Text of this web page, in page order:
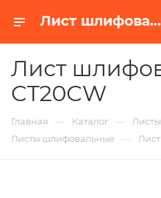
Лист шлифовальный CT20CW в Белгороде | Купить по недорогой цене от Абразивного Завода
Лист
CT20CW
Главная — Каталог —
Листы шлифовальные —